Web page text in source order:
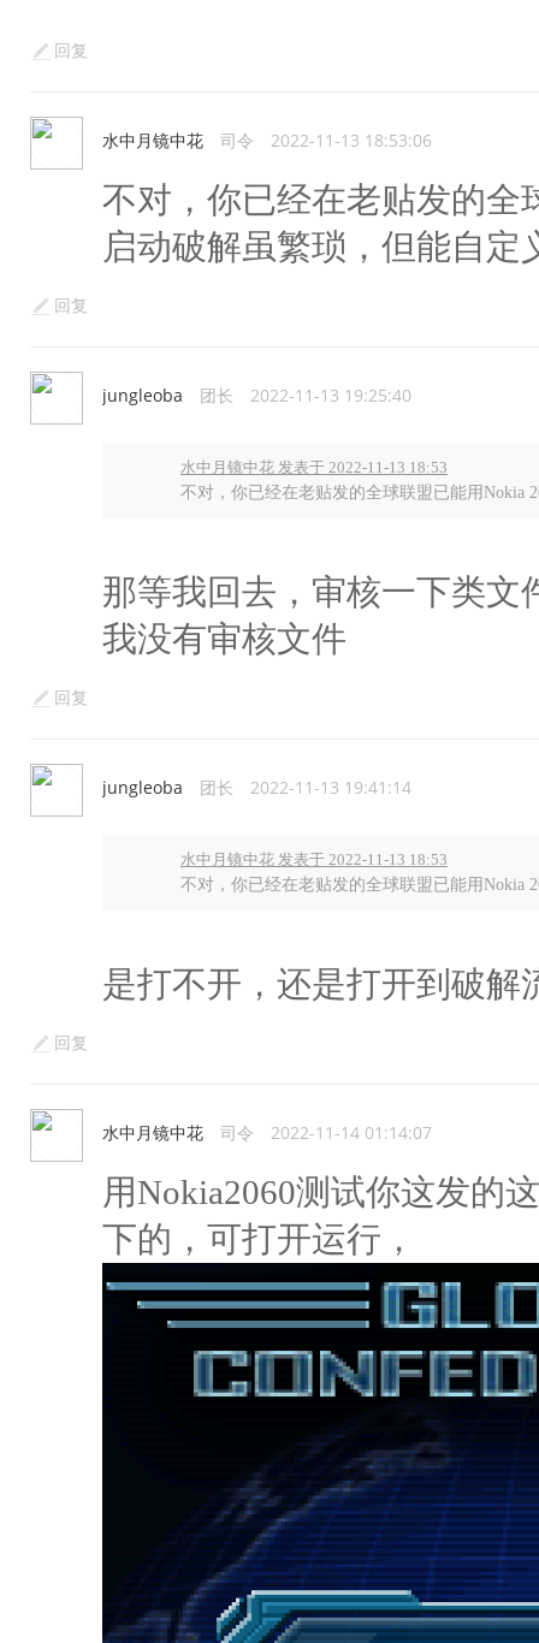
回复
水中月镜中花 司令 2022-11-13 18:53:06
不对，你已经在老贴发的全
启动破解虽繁琐，但能自定
回复
jungleoba 团长 2022-11-13 19:25:40
水中月镜中花 发表于 2022-11-13 18:53
不对，你已经在老贴发的全球联盟已能用Nokia
那等我回去，审核一下类文
我没有审核文件
回复
jungleoba 团长 2022-11-13 19:41:14
水中月镜中花 发表于 2022-11-13 18:53
不对，你已经在老贴发的全球联盟已能用Nokia
是打不开，还是打开到破解
回复
水中月镜中花 司令 2022-11-14 01:14:07
用Nokia2060测试你这发的
下的，可打开运行，